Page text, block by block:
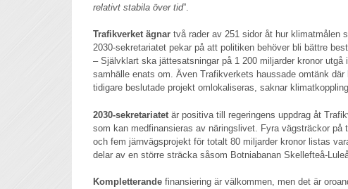
relativt stabila över tid”.
Trafikverket ägnar två rader av 251 sidor åt hur klimatmålen
2030-sekretariatet pekar på att politiken behöver bli bättre
– Självklart ska jättesatsningar på 1 200 miljarder kronor utgå
samhälle enats om. Även Trafikverkets haussade omtänk
tidigare beslutade projekt omlokaliseras, saknar
2030-sekretariatet är positiva till regeringens uppdrag åt
som kan medfinansieras av näringslivet. Fyra vägsträckor på
och fem järnvägsprojekt för totalt 80 miljarder kronor listas
delar av en större sträcka såsom Botniabanan Skellefteå-
Kompletterande finansiering är välkommen, men det är